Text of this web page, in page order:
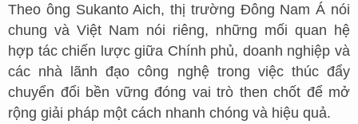
Theo ông Sukanto Aich, thị trường Đông Nam Á nói
chung và Việt Nam nói riêng, những mối quan hệ
hợp tác chiến lược giữa Chính phủ, doanh nghiệp và
các nhà lãnh đạo công nghệ trong việc thúc đẩy
chuyển đổi bền vững đóng vai trò then chốt để mở
rộng giải pháp một cách nhanh chóng và hiệu quả.